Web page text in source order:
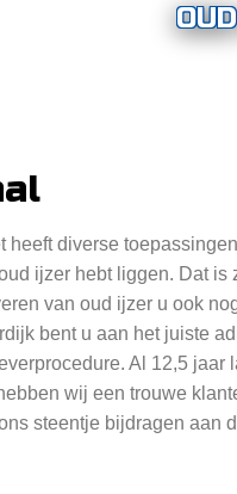
heeft diverse
ijzer hebt liggen. Dat is
van oud ijzer u ook
bent u aan het juiste
Al 12,5 jaar
wij een trouwe
steentje bijdragen aan